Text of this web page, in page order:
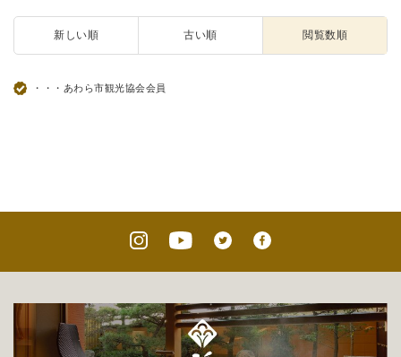
新しい順 古い順 閲覧数順
・・・あわら市観光協会会員